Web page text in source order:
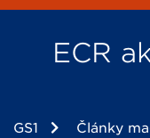
ECR
GS1
Články